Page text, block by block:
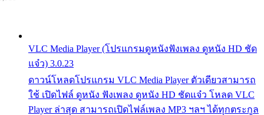
VLC Media Player (โปรแกรมดูหนังฟังเพลง ดูหนัง HD ชัด
แจ๋ว) 3.0.23
ดาวน์โหลดโปรแกรม VLC Media Player ตัวเดียวสามารถ
ใช้ เปิดไฟล์ ดูหนัง ฟังเพลง ดูหนัง HD ชัดแจ๋ว โหลด VLC
Player ล่าสุด สามารถเปิดไฟล์เพลง MP3 ฯลฯ ได้ทุกตระกูล